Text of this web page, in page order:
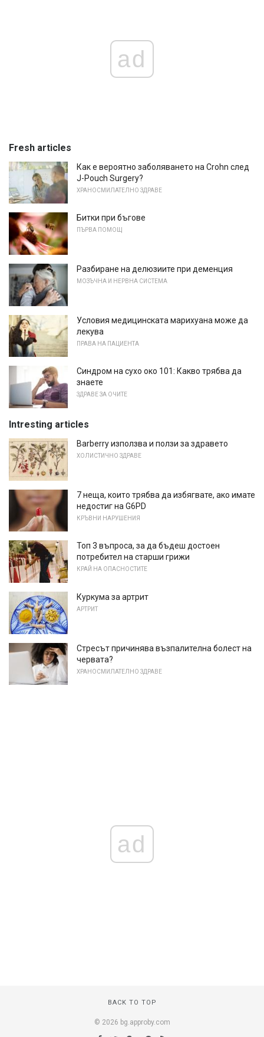
ad
Fresh articles
Как е вероятно заболяването на Crohn след
J-Pouch Surgery?
ХРАНОСМИЛАТЕЛНО ЗДРАВЕ
Битки при бъгове
ПЪРВА ПОМОЩ
Разбиране на делюзиите при деменция
МОЗЪЧНА И НЕРВНА СИСТЕМА
Условия медицинската марихуана може да
лекува
ПРАВА НА ПАЦИЕНТА
Синдром на сухо око 101: Какво трябва да
знаете
ЗДРАВЕ ЗА ОЧИТЕ
Intresting articles
Barberry използва и ползи за здравето
ХОЛИСТИЧНО ЗДРАВЕ
7 неща, които трябва да избягвате, ако имате
недостиг на G6PD
КРЪВНИ НАРУШЕНИЯ
Топ 3 въпроса, за да бъдеш достоен
потребител на старши грижи
КРАЙ НА ОПАСНОСТИТЕ
Куркума за артрит
АРТРИТ
Стресът причинява възпалителна болест на
червата?
ХРАНОСМИЛАТЕЛНО ЗДРАВЕ
ad
BACK TO TOP
© 2026 bg.approby.com